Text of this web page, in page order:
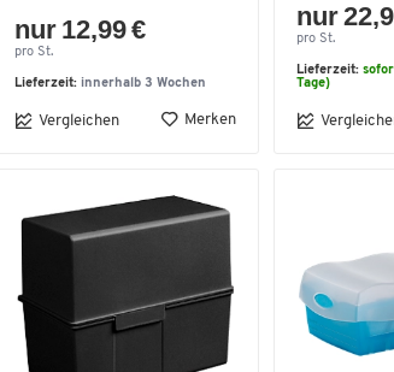
nur 12,99 €
pro St.
Lieferzeit: innerhalb 3 Wochen
Vergleichen Merken
nur
pro St.
Lieferzeit:
Tage)